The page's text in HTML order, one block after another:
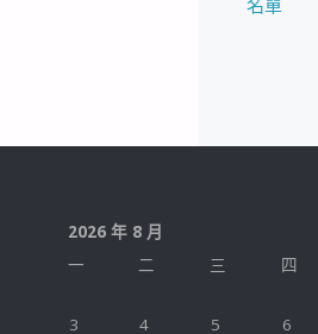
2026 年 8 月
一
二 三 四
3
4 5 6